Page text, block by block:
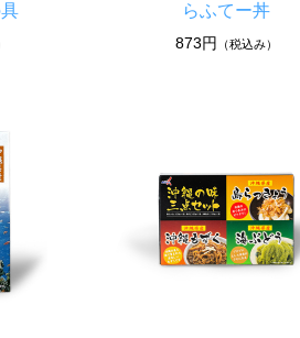
らふてー丼
873円 （税込み）